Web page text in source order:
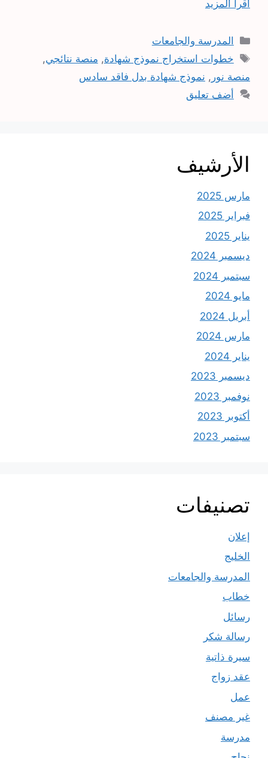
اقرأ المزيد
التصنيفات
المدرسة والجامعات
الوسوم
خطوات استخراج نموذج شهادة, منصة نتائجي,
منصة نور , نموذج شهادة بدل فاقد سادس
أضف تعليق
الأرشيف
مارس 2025
فبراير 2025
يناير 2025
ديسمبر 2024
سبتمبر 2024
مايو 2024
أبريل 2024
مارس 2024
يناير 2024
ديسمبر 2023
نوفمبر 2023
أكتوبر 2023
سبتمبر 2023
تصنيفات
إعلان
الخليج
المدرسة والجامعات
خطاب
رسائل
رسالة شكر
سيرة ذاتية
عقد زواج
عمل
غير مصنف
مدرسة